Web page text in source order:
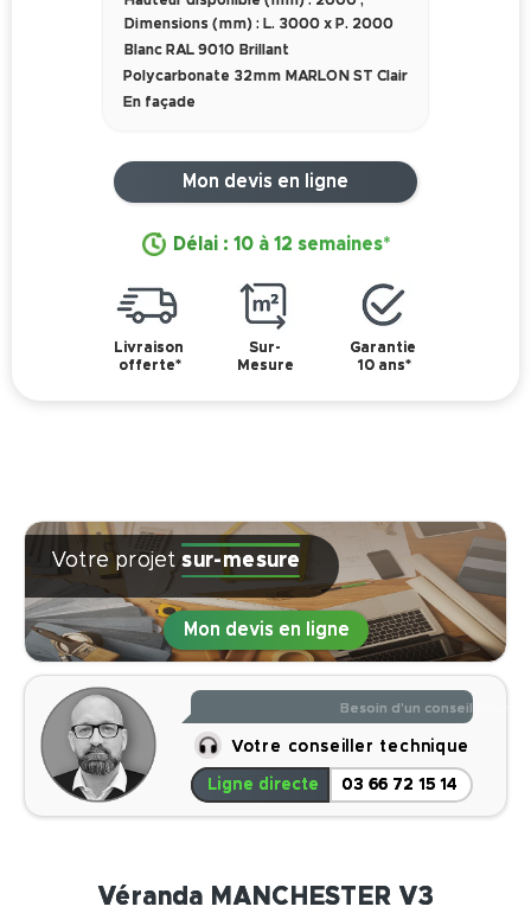
Dimensions (mm) : L. 3000 x P. 2000
Blanc RAL 9010 Brillant
Polycarbonate 32mm MARLON ST Clair
En façade
Mon devis en ligne
Délai : 10 à 12 semaines*
Livraison
offerte*
Sur-
Mesure
Garantie
10 ans*
Votre projetsur-mesure
Mon devis en ligne
Je réponds à toutes vos
Votre conseiller technique
Ligne directe 03 66 72 15 14
Véranda MANCHESTER V3